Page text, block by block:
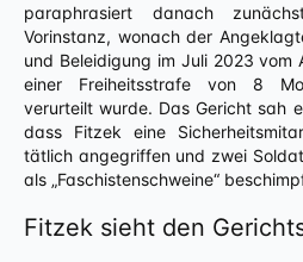
paraphrasiert danach
Vorinstanz, wonach der
und Beleidigung im Juli 2023 vom
einer Freiheitsstrafe von 8
verurteilt wurde. Das Gericht sah
dass Fitzek eine
tätlich angegriffen und zwei
als „Faschistenschweine“
Fitzek sieht den